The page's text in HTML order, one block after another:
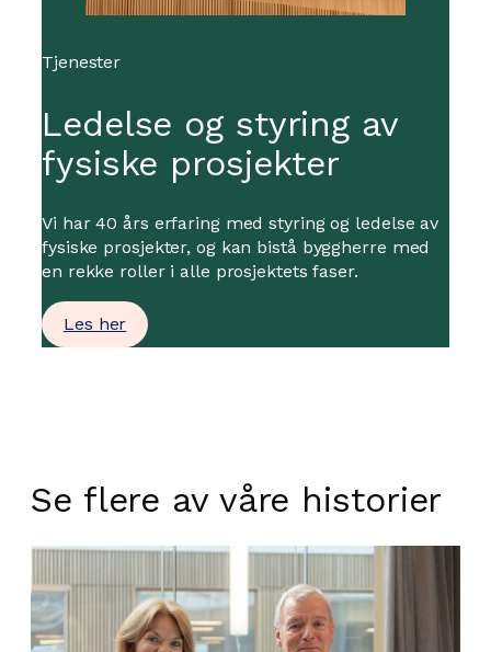
Tjenester
Ledelse og styring av
fysiske prosjekter
Vi har 40 års erfaring med styring og ledelse av
fysiske prosjekter, og kan bistå byggherre med
en rekke roller i alle prosjektets faser.
Les her
Se flere av våre historier